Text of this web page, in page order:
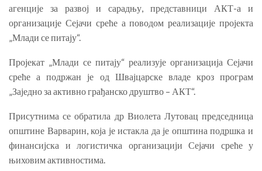
агенције за развој и сарадњу, представници АКТ-а и
организације Сејачи среће а поводом реализације пројекта
„Млади се питају“.
Пројекат „Млади се питају“ реализује организација Сејачи
среће а подржан је од Швајцарске владе кроз програм
„Заједно за активно грађанско друштво – АКТ“.
Присутнима се обратила др Виолета Лутовац председница
општине Варварин, која је истакла да је општина подршка и
финансијска и логистичка организацији Сејачи среће у
њиховим активностима.